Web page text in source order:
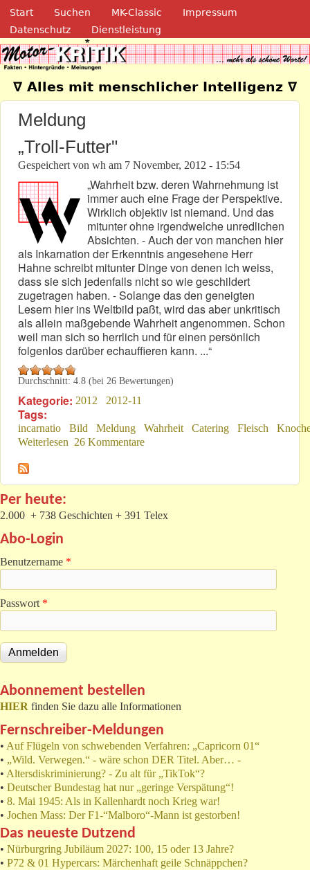
Direkt zum Inhalt
Navigation
Start Suchen MK-Classic
Impressum
Datenschutz
Dienstleistung
Motor-Kritik.de
∇ Alles mit menschlicher Intelligenz ∇
Meldung
„Troll-Futter"
Gespeichert von wh am 7 November, 2012 - 15:54
„Wahrheit bzw. deren Wahrnehmung ist
immer auch eine Frage der Perspektive.
Wirklich objektiv ist niemand. Und das
mitunter ohne irgendwelche unredlichen
Absichten. - Auch der von manchen hier
als Inkarnation der Erkenntnis angesehene Herr
Hahne schreibt mitunter Dinge von denen ich weiss,
dass sie sich jedenfalls nicht so wie geschildert
zugetragen haben. - Solange das den geneigten
Lesern hier ins Weltbild paßt, wird das aber unkritisch
als allein maßgebende Wahrheit angenommen. Schon
weil man sich so herrlich und für einen persönlich
folgenlos darüber echauffieren kann. ...“
Durchschnitt: 4.8 (bei 26 Bewertungen)
Kategorie: 2012 2012-11
Tags:
incarnatio Bild Meldung Wahrheit Catering Fleisch
Weiterlesen über „Troll-Futter"
26 Kommentare
Per heute:
2.000 + 738 Geschichten + 391 Telex
Abo-Login
Benutzername *
Passwort *
Abonnement bestellen
HIER finden Sie dazu alle Informationen
Fernschreiber-Meldungen
• Auf Flügeln von schwebenden Verfahren: „Capricorn 01“
• „Wild. Verwegen.“ - wäre schon DER Titel. Aber… -
• Altersdiskriminierung? - Zu alt für „TikTok“?
• Deutscher Bundestag hat nur „geringe Verspätung“!
• 8. Mai 1945: Als in Kallenhardt noch Krieg war!
• Jochen Mass: Der F1-“Malboro“-Mann ist gestorben!
Das neueste Dutzend
• Nürburgring Jubiläum 2027: 100, 15 oder 13 Jahre?
• P72 & 01 Hypercars: Märchenhaft geile Schnäppchen?